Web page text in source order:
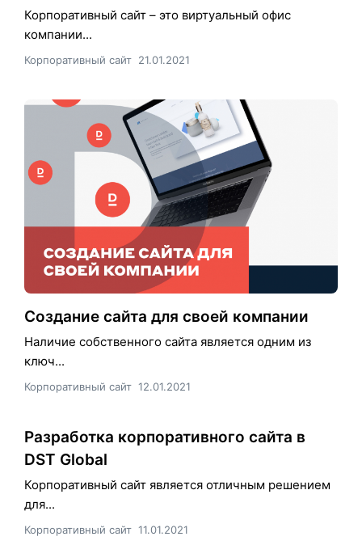
Корпоративный сайт – это виртуальный офис
компании...
Корпоративный сайт 21.01.2021
Создание сайта для своей компании
Наличие собственного сайта является одним из
ключ...
Корпоративный сайт 12.01.2021
Разработка корпоративного сайта в
DST Global
Корпоративный сайт является отличным решением
для...
Корпоративный сайт 11.01.2021